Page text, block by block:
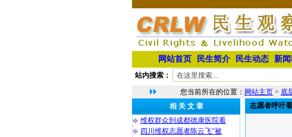
网站首页 民生简介 民生动态 新
站内搜索：
您当前所在的位置： 网站主页 > 底
相 关 文 章
维权群众到成都德康医院看
四川维权志愿者陈云飞“被
志愿者呼吁